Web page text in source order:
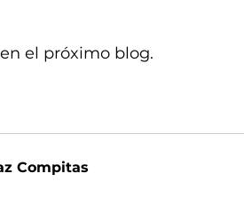
el próximo blog.
Compitas